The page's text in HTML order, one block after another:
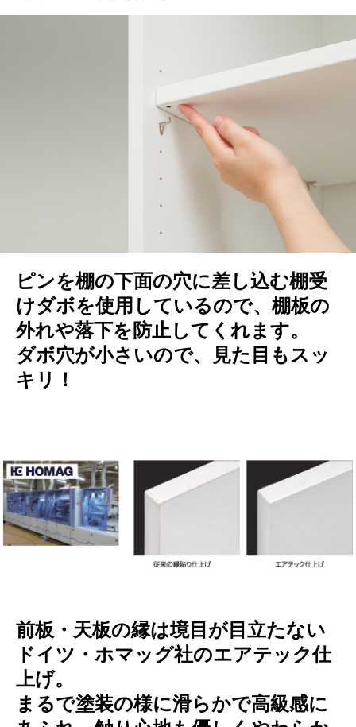
ピンを棚の下面の穴に差し込む棚受
けダボを使用しているので、棚板の
外れや落下を防止してくれます。
ダボ穴が小さいので、見た目もスッ
キリ！
前板・天板の縁は境目が目立たない
ドイツ・ホマッグ社のエアテック仕
上げ。
まるで塗装の様に滑らかで高級感に